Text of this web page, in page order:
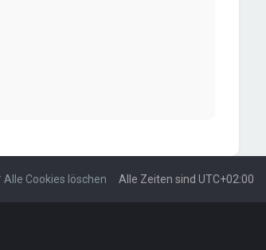
Alle Zeiten sind UTC+02:00
Alle Cookies löschen